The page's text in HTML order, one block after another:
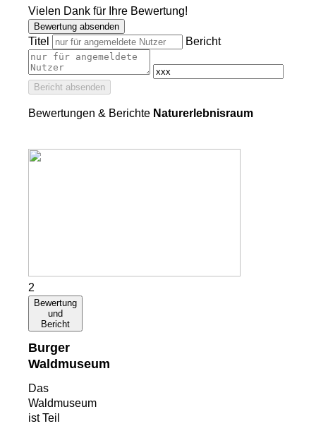
Vielen Dank für Ihre Bewertung!
Bewertung absenden
Titel Bericht
Bericht absenden
Bewertungen & Berichte Naturerlebnisraum
2
Bewertung
und
Bericht
Burger
Waldmuseum
Das
Waldmuseum
ist Teil